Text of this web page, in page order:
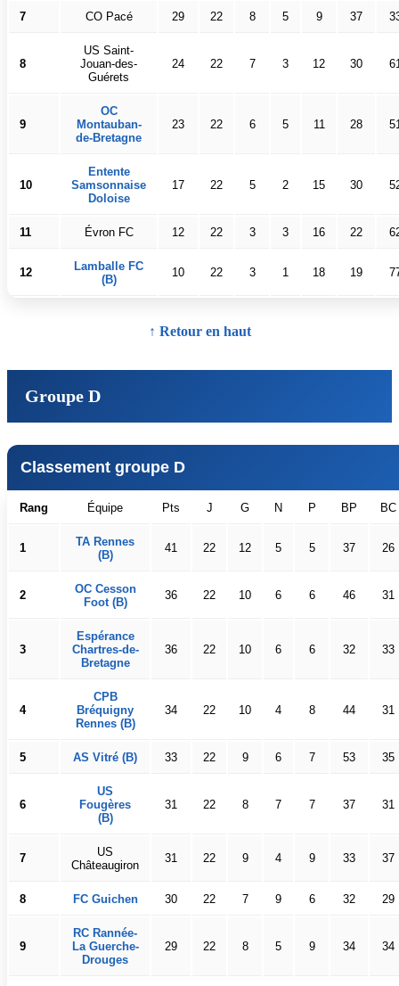
7 CO Pacé 29 22 8 5 9 37
8
US Saint-
Jouan-des-
Guérets
24 22 7 3 12 30
9
OC
Montauban-
de-Bretagne
23 22 6 5 11 28
10
Entente
Samsonnaise
Doloise
17 22 5 2 15 30
11 Évron FC 12 22 3 3 16 22
12
Lamballe FC
(B)
10 22 3 1 18 19
↑ Retour en haut
Groupe D
Classement groupe D
Rang Équipe Pts J G N P BP BC
1
TA Rennes
(B)
41 22 12 5 5 37 26
2
OC Cesson
Foot (B)
36 22 10 6 6 46 31
3
Espérance
Chartres-de-
Bretagne
36 22 10 6 6 32 33
4
CPB
Bréquigny
Rennes (B)
34 22 10 4 8 44 31
5 AS Vitré (B) 33 22 9 6 7 53 35
6
US
Fougères
(B)
31 22 8 7 7 37 31
7
US
Châteaugiron
31 22 9 4 9 33 37
8 FC Guichen 30 22 7 9 6 32 29
9
RC Rannée-
La Guerche-
Drouges
29 22 8 5 9 34 34